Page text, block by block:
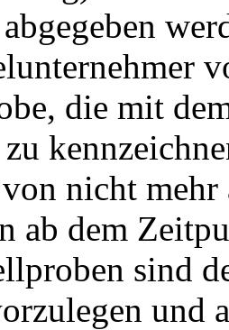
die mit
nicht
ab dem
sind
und